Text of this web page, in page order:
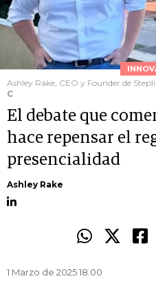
Ashley Rake, CEO y Founder de
C
El debate que
hace repensar el
presencialidad
Ashley Rake
1 Marzo de 2025 18.00